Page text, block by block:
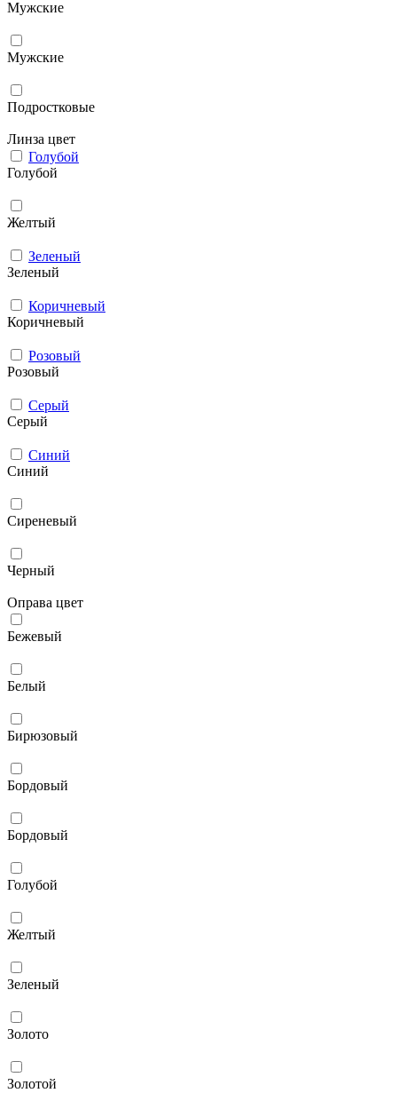
Мужcкие
Мужские
Подростковые
Линза цвет
Голубой
Голубой
Желтый
Зеленый
Зеленый
Коричневый
Коричневый
Розовый
Розовый
Серый
Серый
Синий
Синий
Сиреневый
Черный
Оправа цвет
Бежевый
Белый
Бирюзовый
Бордовый
Бордовый
Голубой
Желтый
Зеленый
Золото
Золотой